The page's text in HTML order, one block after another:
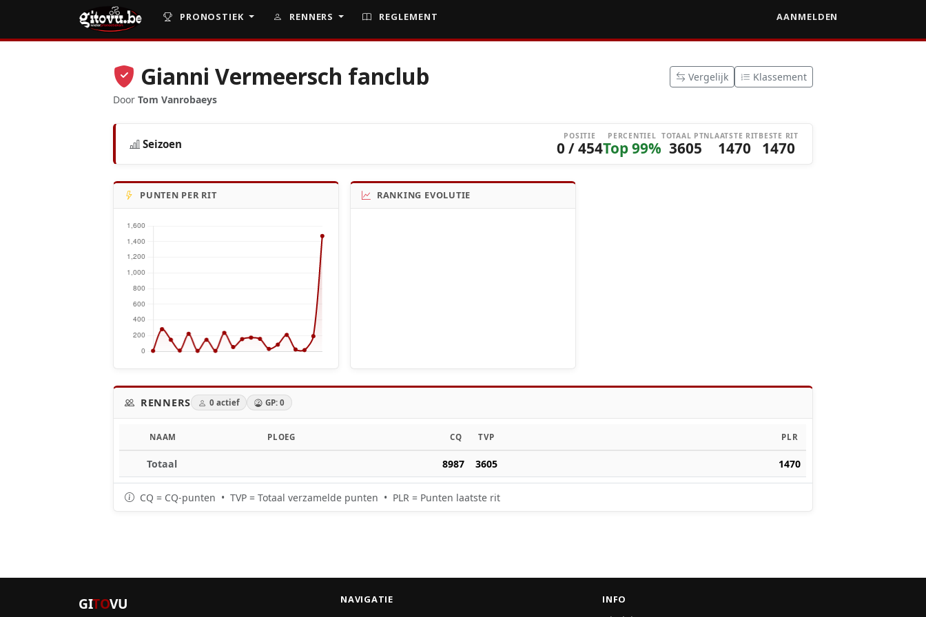
PRONOSTIEK RENNERS REGLEMENT AANMELDEN
Gianni Vermeersch fanclub
DoorTom Vanrobaeys
Vergelijk Klassement
Seizoen
POSITIE
0 / 454
PERCENTIEL
Top 99%
TOTAAL PTN
3605
LAATSTE RIT
1470
BESTE RIT
1470
PUNTEN PER RIT RANKING EVOLUTIE
RENNERS 0 actief GP: 0
NAAM PLOEG CQ TVP PLR
Totaal 8987 3605 1470
CQ = CQ-punten • TVP = Totaal verzamelde punten • PLR = Punten laatste rit
GITOVU NAVIGATIE INFO